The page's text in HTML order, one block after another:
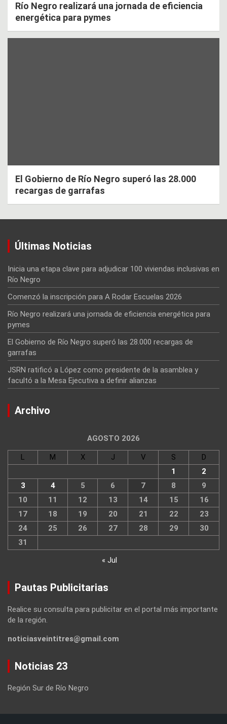
Río Negro realizará una jornada de eficiencia
energética para pymes
El Gobierno de Río Negro superó las 28.000
recargas de garrafas
Últimas Noticias
Inicia una etapa clave para adjudicar 100 viviendas inclusivas en
Río Negro
Comenzó la inscripción para A Rodar Escuelas 2026
Río Negro realizará una jornada de eficiencia energética para
pymes
El Gobierno de Río Negro superó las 28.000 recargas de
garrafas
JSRN ratificó a López como presidente de la asamblea y
facultó a la Mesa Ejecutiva a definir alianzas
Archivo
AGOSTO 2026
L M X J V S
D
1
2
3
4 5 6 7 8
9
10
11 12 13 14 15
16
17
18 19 20 21 22
23
24
25 26 27 28 29
30
31
« Jul
Pautas Publicitarias
Realice su consulta para publicitar en el portal más importante
de la región.
noticiasveintitres@gmail.com
Noticias 23
Región Sur de Río Negro